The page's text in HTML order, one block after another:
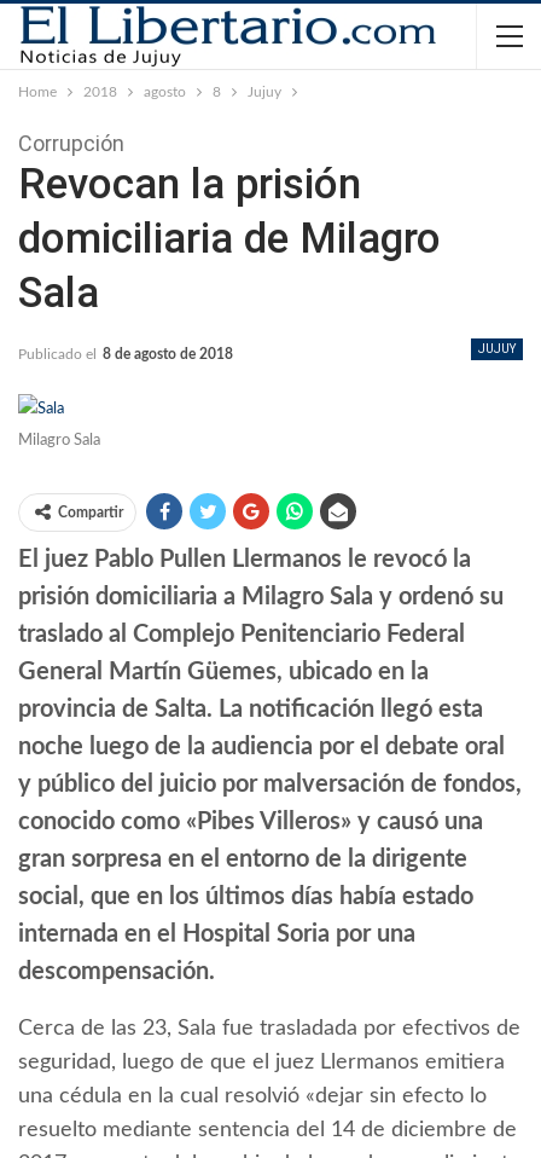
Home 2018 agosto 8 Jujuy
Corrupción
Revocan la prisión
domiciliaria de Milagro
Sala
JUJUY
Publicado el 8 de agosto de 2018
Milagro Sala
Compartir
El juez Pablo Pullen Llermanos le revocó la
prisión domiciliaria a Milagro Sala y ordenó su
traslado al Complejo Penitenciario Federal
General Martín Güemes, ubicado en la
provincia de Salta. La notificación llegó esta
noche luego de la audiencia por el debate oral
y público del juicio por malver­sación de fondos,
conocido como «Pibes Villeros» y causó una
gran sorpresa en el entorno de la dirigente
social, que en los últimos días había estado
internada en el Hospital Soria por una
descompensación.
Cerca de las 23, Sala fue trasladada por efectivos de
seguridad, luego de que el juez Llermanos emitiera
una cédula en la cual resolvió «dejar sin efecto lo
resuelto mediante sen­tencia del 14 de diciembre de